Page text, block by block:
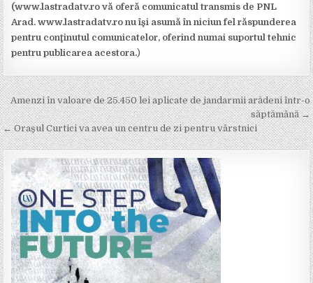
(www.lastradatv.ro vă oferă comunicatul transmis de PNL
Arad. www.lastradatv.ro nu îşi asumă în niciun fel răspunderea
pentru conţinutul comunicatelor, oferind numai suportul tehnic
pentru publicarea acestora.)
Post
navigation
Amenzi în valoare de 25.450 lei aplicate de jandarmii arădeni într-o
săptămână →
← Orașul Curtici va avea un centru de zi pentru vârstnici